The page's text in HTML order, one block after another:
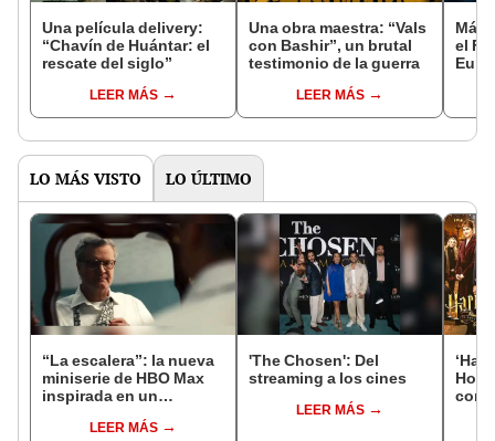
Una película delivery:
“Chavín de Huántar: el
rescate del siglo”
LEER MÁS
Una obra maestra: “Vals
con Bashir”, un brutal
testimonio de la guerra
LEER MÁS
Más
el
LO MÁS VISTO LO ÚLTIMO
“La escalera”: la nueva
miniserie de HBO Max
inspirada en un
la vida realLEER MÁS
'The Chosen': Del
streaming a los cines
LEER MÁS
con